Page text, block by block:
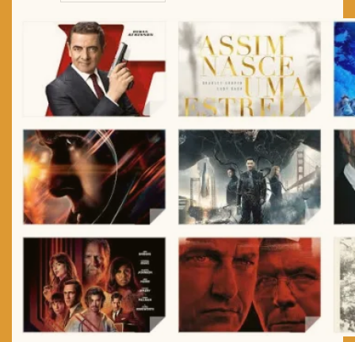
TRAILER DO DIA
Política de Privacidade